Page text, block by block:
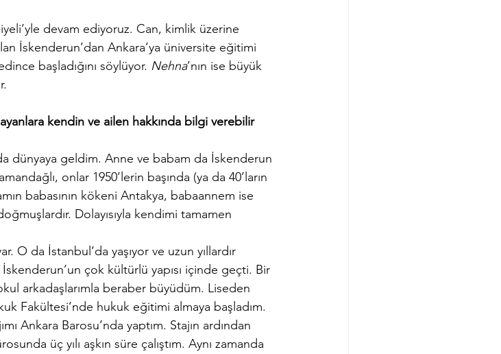
devam ediyoruz. Can, kimlik üzerine
İskenderun’dan Ankara’ya üniversite eğitimi
başladığını söylüyor. Nehna’nın ise büyük
kendin ve ailen hakkında bilgi verebilir
dünyaya geldim. Anne ve babam da İskenderun
onlar 1950’lerin başında (ya da 40’ların
babasının kökeni Antakya, babaannem ise
Dolayısıyla kendimi tamamen
O da İstanbul’da yaşıyor ve uzun yıllardır
çok kültürlü yapısı içinde geçti. Bir
arkadaşlarımla beraber büyüdüm. Liseden
Fakültesi’nde hukuk eğitimi almaya başladım.
Ankara Barosu’nda yaptım. Stajın ardından
üç yılı aşkın süre çalıştım. Aynı zamanda